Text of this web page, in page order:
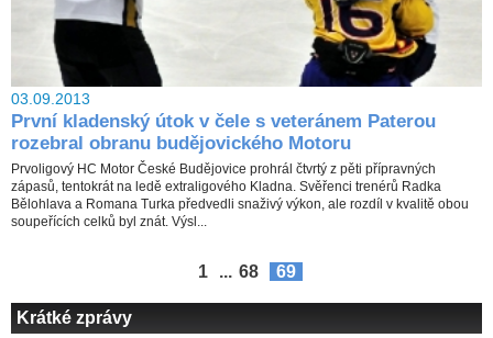
03.09.2013
První kladenský útok v čele s veteránem Paterou
rozebral obranu budějovického Motoru
Prvoligový HC Motor České Budějovice prohrál čtvrtý z pěti přípravných
zápasů, tentokrát na ledě extraligového Kladna. Svěřenci trenérů Radka
Bělohlava a Romana Turka předvedli snaživý výkon, ale rozdíl v kvalitě obou
soupeřících celků byl znát. Výsl...
1 ... 68 69
Krátké zprávy